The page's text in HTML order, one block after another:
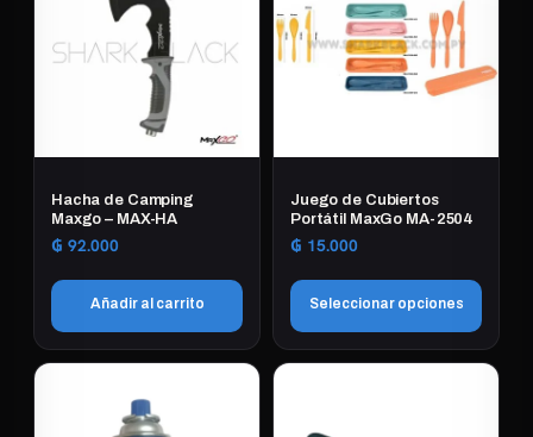
Hacha de Camping
Maxgo – MAX-HA
₲ 92.000
Añadir al carrito
Juego de Cubiertos
Portátil MaxGo MA-2504
₲ 15.000
Seleccionar opciones
Este